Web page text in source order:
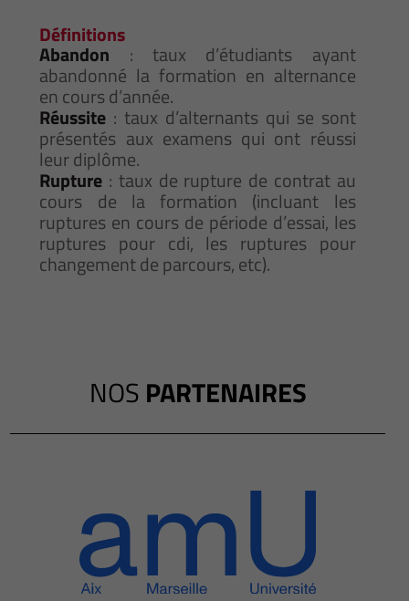
Définitions
Abandon : taux d’étudiants ayant
abandonné la formation en alternance
en cours d’année.
Réussite : taux d’alternants qui se sont
présentés aux examens qui ont réussi
leur diplôme.
Rupture : taux de rupture de contrat au
cours de la formation (incluant les
ruptures en cours de période d’essai, les
ruptures pour cdi, les ruptures pour
changement de parcours, etc).
NOS PARTENAIRES